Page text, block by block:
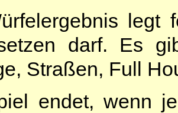
legt
darf. Es
Straßen, Full
endet, wenn